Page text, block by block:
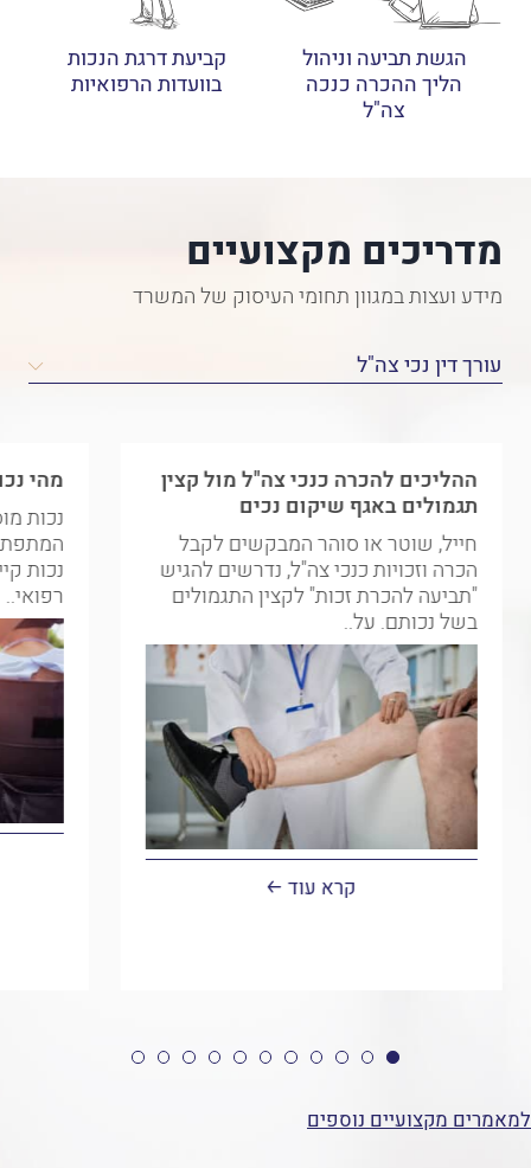
הגשת תביעה וניהול
הליך ההכרה כנכה
צה"ל
קביעת דרגת הנכות
בוועדות הרפואיות
מדריכים מקצועיים
מידע ועצות במגוון תחומי העיסוק של המשרד
ההליכים להכרה כנכי צה"ל מול קצין
תגמולים באגף שיקום נכים
חייל, שוטר או סוהר המבקשים לקבל
הכרה וזכויות כנכי צה"ל, נדרשים להגיש
"תביעה להכרת זכות" לקצין התגמולים
בשל נכותם. על..
קרא עודבנושא
לקבל
מהי
נכות
נכות
רפואי..
למאמרים מקצועיים נוספים